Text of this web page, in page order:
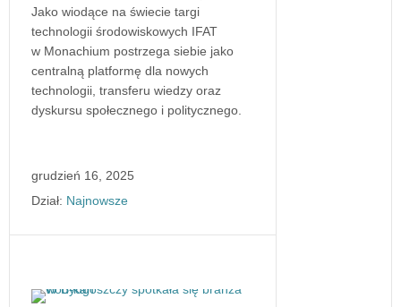
Jako wiodące na świecie targi
technologii środowiskowych IFAT
w Monachium postrzega siebie jako
centralną platformę dla nowych
technologii, transferu wiedzy oraz
dyskursu społecznego i politycznego.
grudzień 16, 2025
Dział: Najnowsze